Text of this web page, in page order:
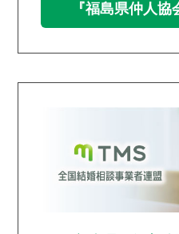
『福島県仲人